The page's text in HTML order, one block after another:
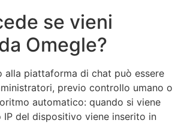
se vieni
Omegle?
alla piattaforma di chat può essere
previo controllo umano o
automatico: quando si viene
IP del dispositivo viene inserito in